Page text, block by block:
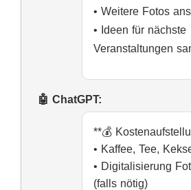
• Weitere Fotos
• Ideen für nächste
Veranstaltungen
**💰
• Kaffee, Tee,
• Digitalisierung
(falls nötig)